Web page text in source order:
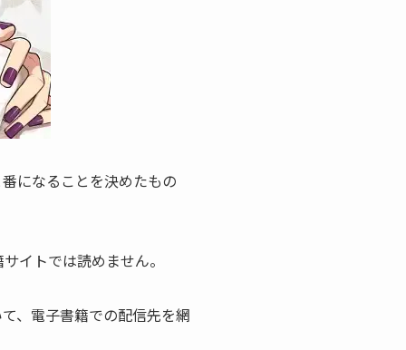
になることを決めたもの
イトでは読めません。
、電子書籍での配信先を網